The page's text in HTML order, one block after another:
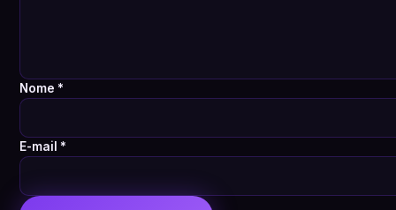
Nome *
E-mail *